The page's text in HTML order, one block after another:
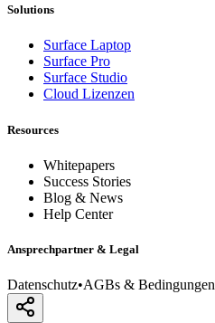
Solutions
Surface Laptop
Surface Pro
Surface Studio
Cloud Lizenzen
Resources
Whitepapers
Success Stories
Blog & News
Help Center
Ansprechpartner & Legal
Datenschutz•AGBs & Bedingungen